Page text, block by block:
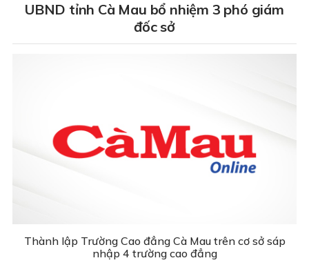
UBND tỉnh Cà Mau bổ nhiệm 3 phó giám
đốc sở
Thành lập Trường Cao đẳng Cà Mau trên cơ sở sáp
nhập 4 trường cao đẳng